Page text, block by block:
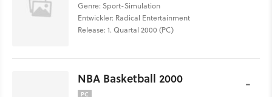
Genre: Sport-Simulation
Entwickler: Radical Entertainment
Release: 1. Quartal 2000 (PC)
NBA Basketball 2000
PC
-